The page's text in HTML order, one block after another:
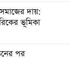
দায়:
ভূমিকা
পর